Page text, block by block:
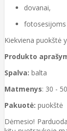
dovanai,
Kiekviena puokštė
Produkto
Spalva: balta
Matmenys: 30 -
Pakuotė: puokštė
Dėmesio!